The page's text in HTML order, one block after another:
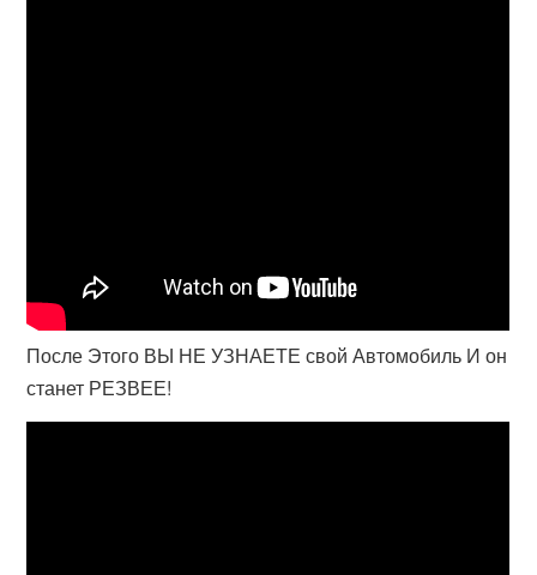
После Этого ВЫ НЕ УЗНАЕТЕ свой Автомобиль И он
станет РЕЗВЕЕ!